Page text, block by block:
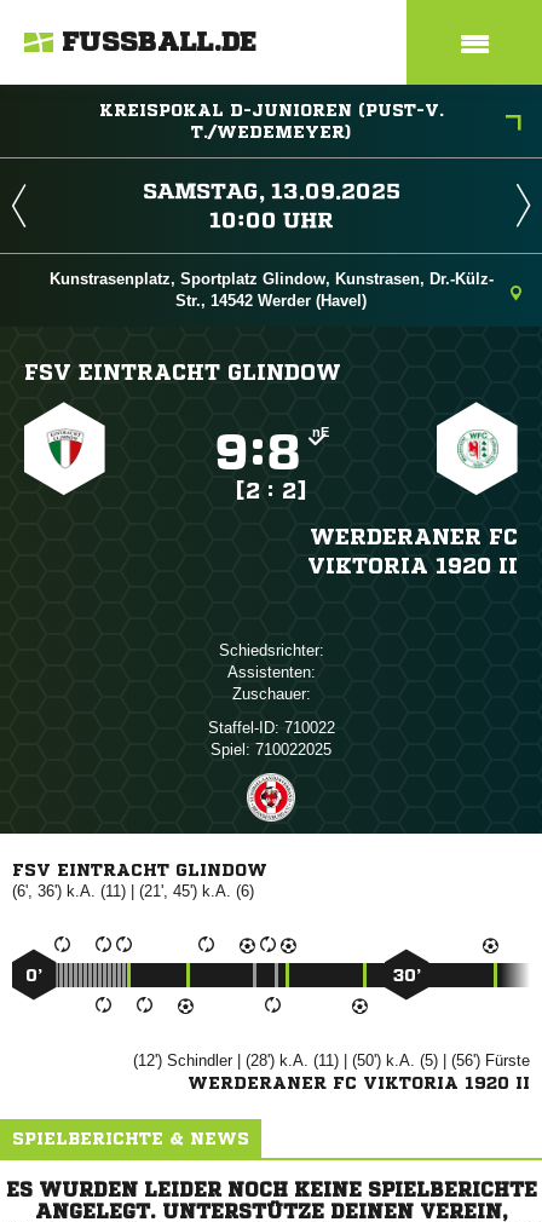
FUSSBALL.DE
KREISPOKAL D-JUNIOREN (PUST-V.
T./WEDEMEYER)
 
 
Kunstrasenplatz, Sportplatz Glindow, Kunstrasen, Dr.-Külz-
Str., 14542 Werder (Havel)
FSV EINTRACHT GLINDOW
: nE
[2 : 2]
WERDERANER FC
VIKTORIA 1920 II
Schiedsrichter:
Assistenten:
Zuschauer:
Staffel-ID: 710022
Spiel: 710022025
FSV EINTRACHT GLINDOW
(6', 36') k.A. (11) | (21', 45') k.A. (6)
0’ 30’
(12') | (28') k.A. (11) | (50') k.A. (5) | (56') 
WERDERANER FC VIKTORIA 1920 II
SPIELBERICHTE & NEWS
ES WURDEN LEIDER NOCH KEINE SPIELBERICHTE
ANGELEGT. UNTERSTÜTZE DEINEN VEREIN,